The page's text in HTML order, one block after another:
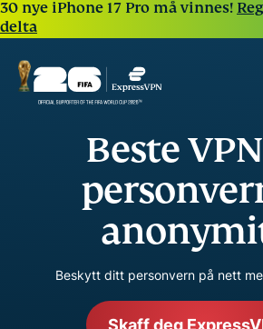
30 nye iPhone 17 Pro må vinnes!
delta
Beste
Beskytt ditt personvern på nett
Skaff deg